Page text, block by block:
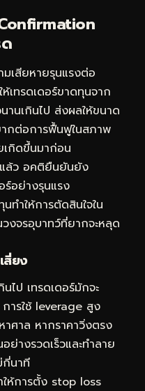
เสียหายรุนแรงต่อ
เทรดเดอร์ขาดทุนจาก
นเกินไป ส่งผลให้ขนาด
กต่อการฟื้นฟูในสภาพ
กิดขึ้นมาก่อน
แล้ว อคติยืนยันยัง
ร์อย่างรุนแรง
ทำให้การตัดสินใจใน
งจรอุบาทว์ที่ยากจะหลุด
สี่ยง
นไป เทรดเดอร์มักจะ
ารใช้ leverage สูง
าศาล หากราคาวิ่งตรง
างรวดเร็วและทำลาย
กี่นาที
ห้การตั้ง stop loss